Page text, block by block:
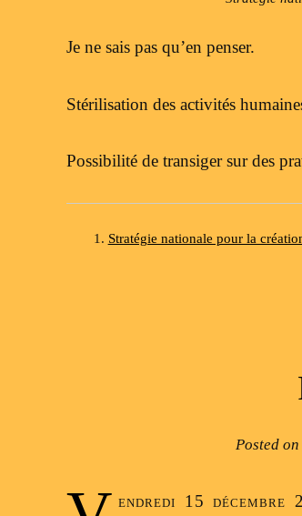
Je ne sais pas qu’en penser.
Stérilisation des activités
Possibilité de transiger sur des
Stratégie nationale pour la
Posted on
endredi 15